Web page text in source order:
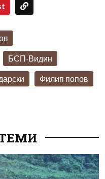
БСП-Видин
Филип попов